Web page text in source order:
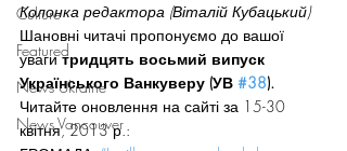
Culture
Featured
News Ukraine
News Vancouver
Колонка редактора (Віталій Кубацький)
Шановні читачі пропонуємо до вашої
уваги тридцять восьмий випуск
Українського Ванкуверу (УВ #38).
Читайте оновлення на сайті за 15-30
квітня, 2013 р.: